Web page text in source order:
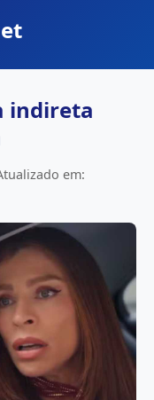
indireta
em: